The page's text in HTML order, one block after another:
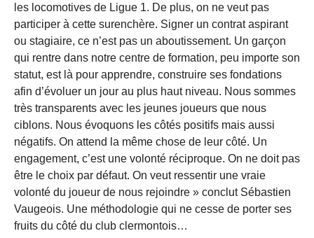
les locomotives de Ligue 1. De plus, on ne veut pas
participer à cette surenchère. Signer un contrat aspirant
ou stagiaire, ce n’est pas un aboutissement. Un garçon
qui rentre dans notre centre de formation, peu importe son
statut, est là pour apprendre, construire ses fondations
afin d’évoluer un jour au plus haut niveau. Nous sommes
très transparents avec les jeunes joueurs que nous
ciblons. Nous évoquons les côtés positifs mais aussi
négatifs. On attend la même chose de leur côté. Un
engagement, c’est une volonté réciproque. On ne doit pas
être le choix par défaut. On veut ressentir une vraie
volonté du joueur de nous rejoindre » conclut Sébastien
Vaugeois. Une méthodologie qui ne cesse de porter ses
fruits du côté du club clermontois…